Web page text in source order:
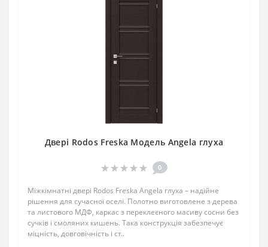
Двері Rodos Freska Модель Angela глуха
0
Міжкімнатні двері Rodos Freska Angela глуха – надійне
рішення для сучасної оселі. Полотно виготовлене з дерева
та листового МДФ, каркас з переклеєного масиву сосни без
сучків і смоляних кишень. Така конструкція забезпечує
міцність, довговічність і ст..